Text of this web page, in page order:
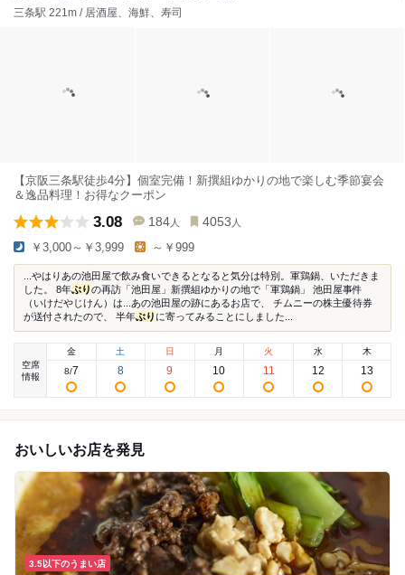
三条駅 221m / 居酒屋、海鮮、寿司
【京阪三条駅徒歩4分】個室完備！新撰組ゆかりの地で楽しむ季節宴会
＆逸品料理！お得なクーポン
3.08 184 人 4053 人
￥3,000～￥3,999 ～￥999
...やはりあの池田屋で飲み食いできるとなると気分は特別。軍鶏鍋、いただきま
した。 8年ぶりの再訪「池田屋」新撰組ゆかりの地で「軍鶏鍋」 池田屋事件
（いけだやじけん）は...あの池田屋の跡にあるお店で、 チムニーの株主優待券
が送付されたので、 半年ぶり に寄ってみることにしました...
空席
情報
金
8/7
土
8
日
9
月
10
火
11
水
12
木
13
おいしいお店を発見
3.5以下のうまい店